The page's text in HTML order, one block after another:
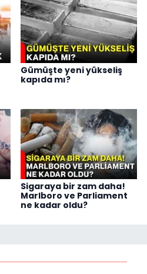
Gümüşte yeni yükseliş
kapıda mı?
Sigaraya bir zam daha!
Marlboro ve Parliament
ne kadar oldu?